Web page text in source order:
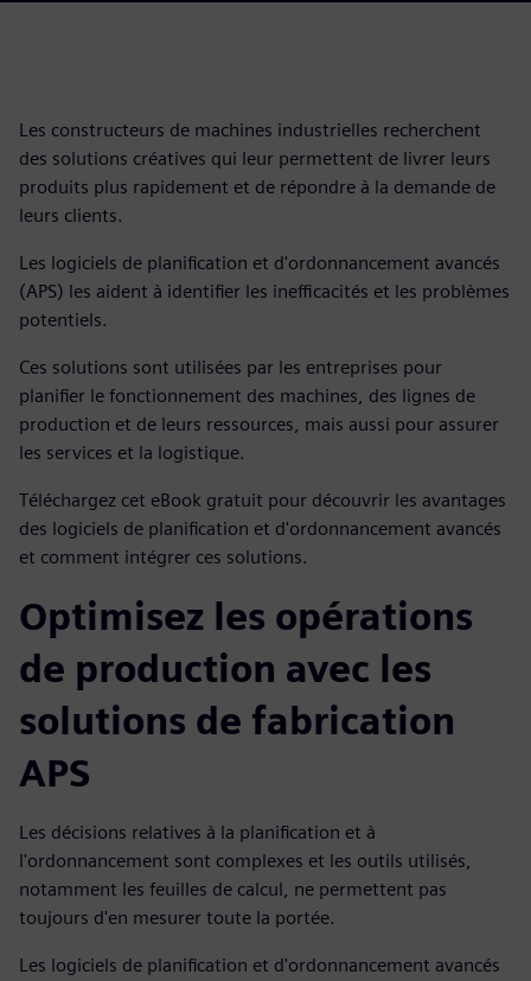
Les constructeurs de machines industrielles recherchent
des solutions créatives qui leur permettent de livrer leurs
produits plus rapidement et de répondre à la demande de
leurs clients.
Les logiciels de planification et d'ordonnancement avancés
(APS) les aident à identifier les inefficacités et les problèmes
potentiels.
Ces solutions sont utilisées par les entreprises pour
planifier le fonctionnement des machines, des lignes de
production et de leurs ressources, mais aussi pour assurer
les services et la logistique.
Téléchargez cet eBook gratuit pour découvrir les avantages
des logiciels de planification et d'ordonnancement avancés
et comment intégrer ces solutions.
Optimisez les opérations
de production avec les
solutions de fabrication
APS
Les décisions relatives à la planification et à
l'ordonnancement sont complexes et les outils utilisés,
notamment les feuilles de calcul, ne permettent pas
toujours d'en mesurer toute la portée.
Les logiciels de planification et d'ordonnancement avancés